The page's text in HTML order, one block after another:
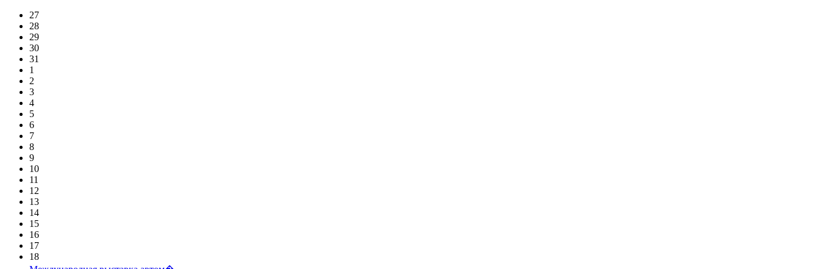
27
28
29
30
31
1
2
3
4
5
6
7
8
9
10
11
12
13
14
15
16
17
18